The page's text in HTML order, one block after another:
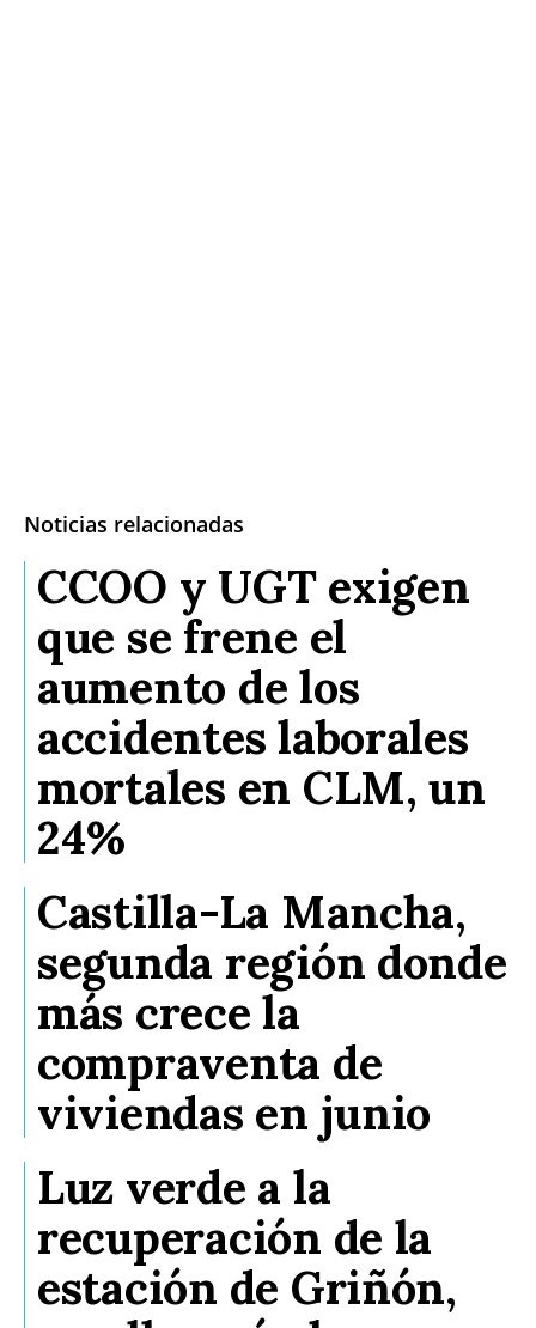
Noticias relacionadas
CCOO y UGT exigen
que se frene el
aumento de los
accidentes laborales
mortales en CLM, un
24%
Castilla-La Mancha,
segunda región donde
más crece la
compraventa de
viviendas en junio
Luz verde a la
recuperación de la
estación de Griñón,